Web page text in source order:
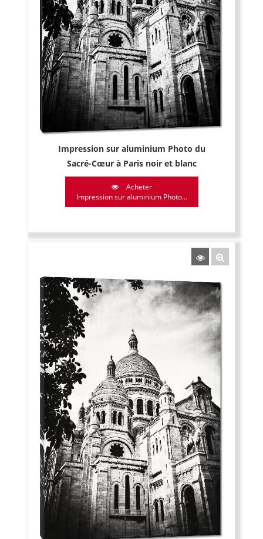
Impression sur aluminium Photo du
Sacré-Cœur à Paris noir et blanc
Acheter
Impression sur aluminium Photo...